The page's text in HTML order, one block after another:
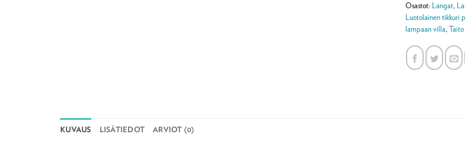
Osastot: Langat,
Luotolainen tikkuri
lampaan villa,
KUVAUS LISÄTIEDOT ARVIOT (0)